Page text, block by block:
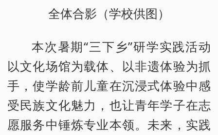
全体合影（学校供图）
本次暑期“三下乡”研学实践活动
以文化场馆为载体、以非遗体验为抓
手，使学龄前儿童在沉浸式体验中感
受民族文化魅力，也让青年学子在志
愿服务中锤炼专业本领。未来，实践